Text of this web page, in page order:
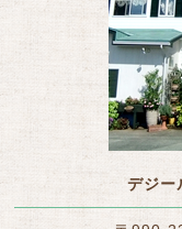
デジー